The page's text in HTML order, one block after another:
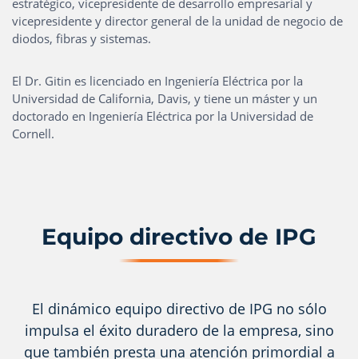
vicepresidente y director general de la unidad de negocio de
diodos, fibras y sistemas.
El Dr. Gitin es licenciado en Ingeniería Eléctrica por la
Universidad de California, Davis, y tiene un máster y un
doctorado en Ingeniería Eléctrica por la Universidad de
Cornell.
Equipo directivo de IPG
El dinámico equipo directivo de IPG no sólo
impulsa el éxito duradero de la empresa, sino
que también presta una atención primordial a